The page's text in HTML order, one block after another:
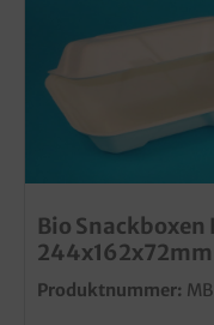
Bio
Produktnummer: